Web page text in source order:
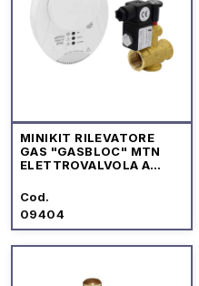
MINIKIT RILEVATORE
GAS "GASBLOC" MTN
ELETTROVALVOLA A
Cod.
09404